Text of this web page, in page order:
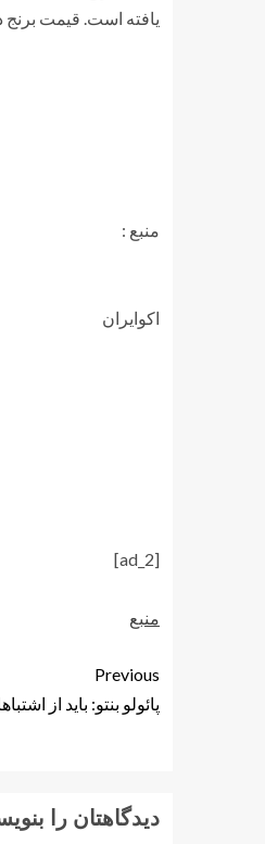
یافته است. قیمت برنج
منبع :
اکوایران
[ad_2]
منبع
Previous
پائولو بنتو: باید از
دیدگاهتان را